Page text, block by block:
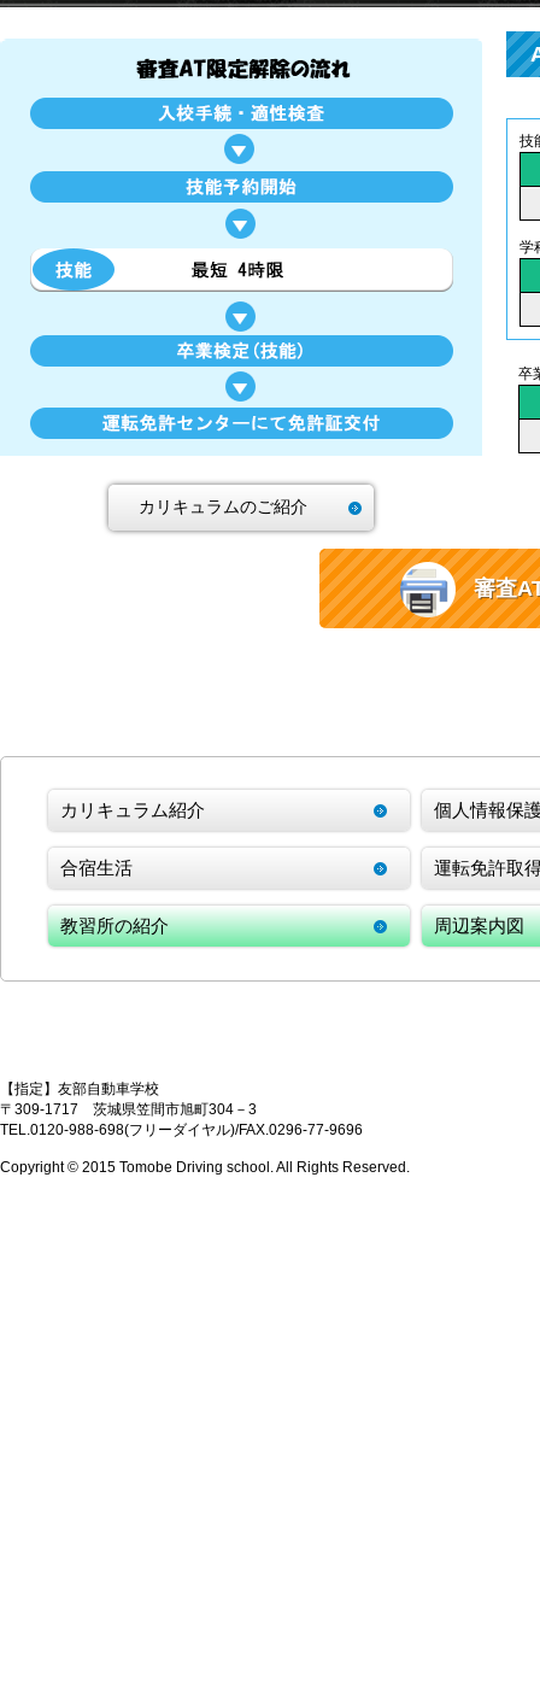
カリキュラムのご紹介
技
学
卒
審査
カリキュラム紹介 個人情報保
合宿生活 運転免許取
教習所の紹介 周辺案内図
【指定】友部自動車学校
〒309-1717 茨城県笠間市旭町304－3
TEL.0120-988-698(フリーダイヤル)/FAX.0296-77-9696
Copyright © 2015 Tomobe Driving school. All Rights Reserved.